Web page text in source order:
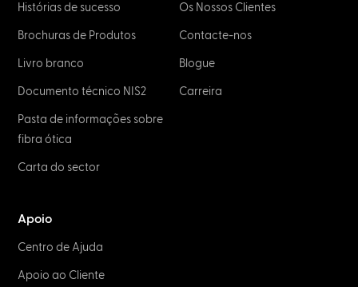
Histórias de sucesso
Brochuras de Produtos
Livro branco
Documento técnico NIS2
Pasta de informações sobre
fibra ótica
Carta do sector
Os Nossos Clientes
Contacte-nos
Blogue
Carreira
Apoio
Centro de Ajuda
Apoio ao Cliente